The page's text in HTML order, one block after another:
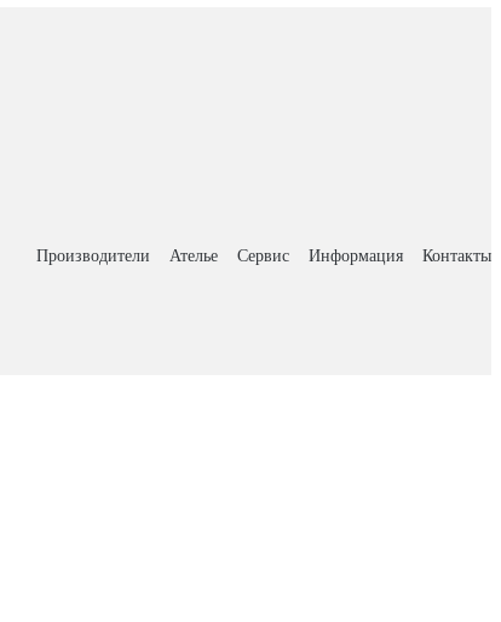
Производители
Ателье Сервис Информация Контакты